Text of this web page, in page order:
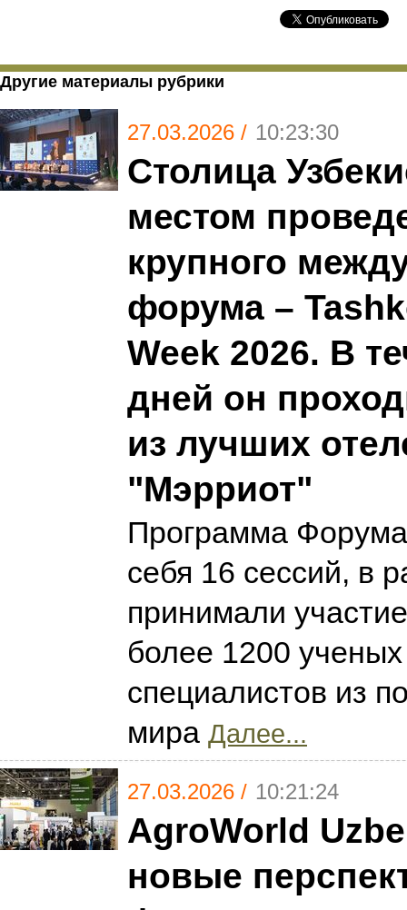
Другие материалы рубрики
27.03.2026 / 10:23:30
Столица
местом
крупного
форума –
Week 2026. В
дней он
из лучших
"Мэрриот"
Программа
себя 16 сессий, в
принимали
более 1200
специалистов из
мира Далее...
27.03.2026 / 10:21:24
AgroWorld
новые